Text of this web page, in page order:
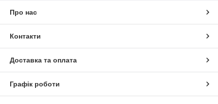
Про нас
Контакти
Доставка та оплата
Графік роботи